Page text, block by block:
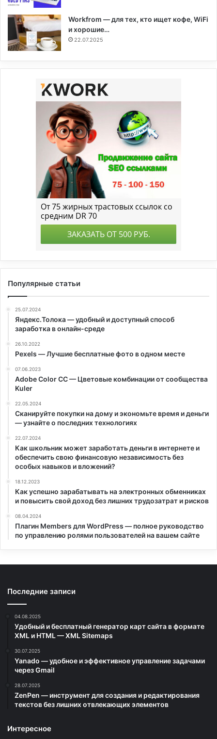
Workfrom — для тех, кто ищет кофе, WiFi
и хорошие…
22.07.2025
Популярные статьи
25.07.2024
Яндекс.Толока — удобный и доступный способ
заработка в онлайн-среде
26.10.2022
Pexels — Лучшие бесплатные фото в одном месте
07.06.2023
Adobe Color CC — Цветовые комбинации от сообщества
Kuler
22.05.2024
Сканируйте покупки на дому и экономьте время и деньги
— узнайте о последних технологиях
22.07.2024
Как школьник может заработать деньги в интернете и
обеспечить свою финансовую независимость без
особых навыков и вложений?
18.12.2023
Как успешно зарабатывать на электронных обменниках
и повысить свой доход без лишних трудозатрат и рисков
08.04.2024
Плагин Members для WordPress — полное руководство
по управлению ролями пользователей на вашем сайте
Последние записи
04.08.2025
Удобный и бесплатный генератор карт сайта в формате
XML и HTML — XML Sitemaps
30.07.2025
Yanado — удобное и эффективное управление задачами
через Gmail
28.07.2025
ZenPen — инструмент для создания и редактирования
текстов без лишних отвлекающих элементов
Интересное